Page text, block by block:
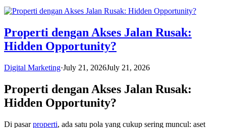
Properti dengan Akses Jalan Rusak:
Hidden Opportunity?
Digital Marketing·July 21, 2026July 21, 2026
Properti dengan Akses Jalan Rusak:
Hidden Opportunity?
Di pasarproperti, ada satu pola yang cukup sering muncul: aset